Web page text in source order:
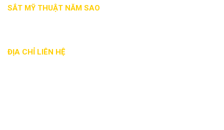
SẮT MỸ THUẬT NĂM SAO
ĐỊA CHỈ LIÊN HỆ